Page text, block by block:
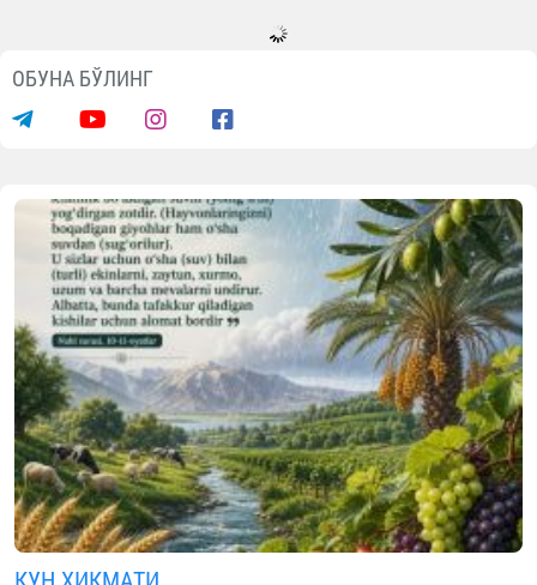
Видеолар
Фарғонада 35 нафар болажонга
07.08.2026 6287 1 min.
www.vaqf.uz
Видеолавҳалар
МАЪЛУМОТНИ ИЖТИМОИЙ ТАРМОҚЛАРДА УЛАШИНГ